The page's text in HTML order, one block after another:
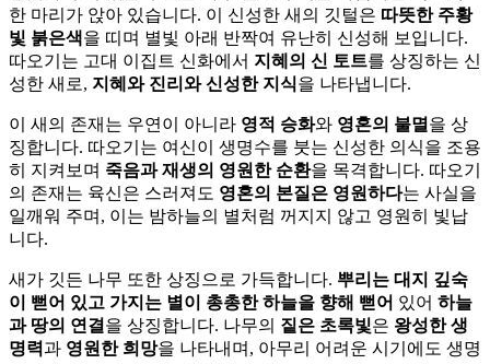
한 마리가 앉아 있습니다. 이 신성한 새의 깃털은 따뜻한 주황
빛 붉은색을 띠며 별빛 아래 반짝여 유난히 신성해 보입니다.
따오기는 고대 이집트 신화에서 지혜의 신 토트를 상징하는 신
성한 새로, 지혜와 진리와 신성한 지식을 나타냅니다.
이 새의 존재는 우연이 아니라 영적 승화와 영혼의 불멸 을 상
징합니다. 따오기는 여신이 생명수를 붓는 신성한 의식을 조용
히 지켜보며 죽음과 재생의 영원한 순환을 목격합니다. 따오기
의 존재는 육신은 스러져도 영혼의 본질은 영원하다는 사실을
일깨워 주며, 이는 밤하늘의 별처럼 꺼지지 않고 영원히 빛납
니다.
새가 깃든 나무 또한 상징으로 가득합니다. 뿌리는 대지 깊숙
이 뻗어 있고 가지는 별이 총총한 하늘을 향해 뻗어 있어 하늘
과 땅의 연결 을 상징합니다. 나무의 짙은 초록빛은 왕성한 생
명력과 영원한 희망을 나타내며, 아무리 어려운 시기에도 생명